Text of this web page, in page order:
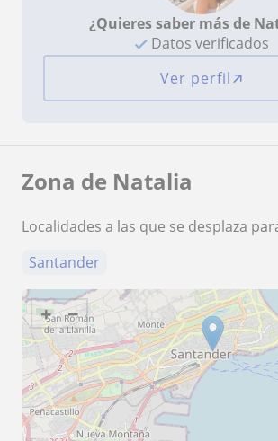
¿Quieres saber más de
Datos verificados
Ver perfil
Zona de Natalia
Localidades a las que se desplaza
Santander
+ −